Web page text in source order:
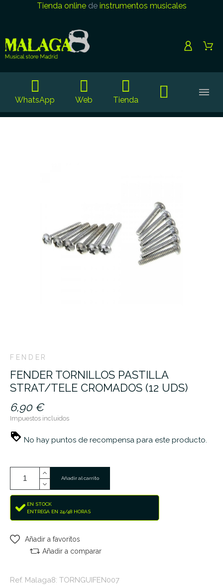
Tienda onlinede instrumentos musicales
WhatsApp Web Tienda
FENDER
FENDER TORNILLOS PASTILLA
STRAT/TELE CROMADOS (12 UDS)
6,90 €
Impuestos incluidos
No hay puntos de recompensa para este producto.
Añadir al carrito
EN STOCK
ENTREGA EN 24/48 HORAS
Añadir a favoritos
Añadir a comparar
Ref. Malaga8: TORNGUIFEN007